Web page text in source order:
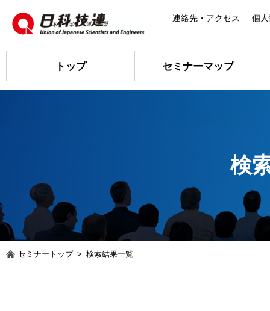
連絡先・アクセス 個
トップ セミナーマップ
検
セミナートップ > 検索結果一覧